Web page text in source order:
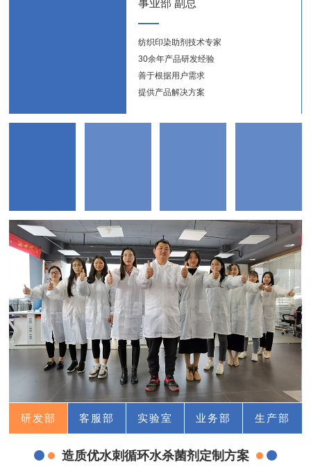
事业部 副总
纺织印染助剂技术专家
30余年产品研发经验
善于根据用户需求
提供产品解决方案
研发部 客服部 实验室 业务部 生产部
造质优水刺循环水杀菌剂定制方案